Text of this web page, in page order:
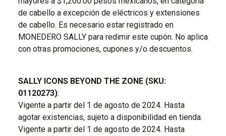
de cabello a excepción de eléctricos y extensiones
de cabello. Es necesario estar registrado en
MONEDERO SALLY para redimir este cupón. No aplica
con otras promociones, cupones y/o descuentos.
SALLY ICONS BEYOND THE ZONE (SKU:
01120273):
Vigente a partir del 1 de agosto de 2024. Hasta
agotar existencias, sujeto a disponibilidad en tienda.
Vigente a partir del 1 de agosto de 2024. Hasta